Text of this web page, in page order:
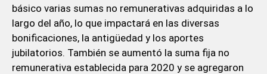
básico varias sumas no remunerativas adquiridas a lo
largo del año, lo que impactará en las diversas
bonificaciones, la antigüedad y los aportes
jubilatorios. También se aumentó la suma fija no
remunerativa establecida para 2020 y se agregaron